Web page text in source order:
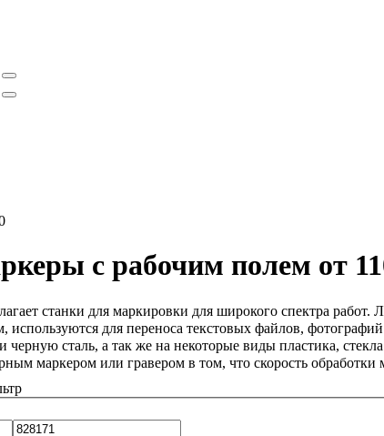
с рабочим полем от
станки для маркировки для широкого спектра
используются для переноса текстовых файлов,
сталь, а так же на некоторые виды пластика,
маркером или гравером в том, что скорость обработки